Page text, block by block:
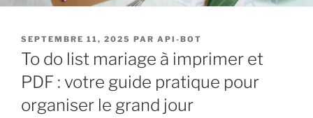
PUBLIÉ
LE
SEPTEMBRE 11, 2025 PAR API-BOT
To do list mariage à imprimer et
PDF : votre guide pratique pour
organiser le grand jour